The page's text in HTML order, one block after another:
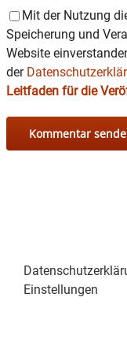
Mit der Nutzung
Speicherung und
Website
der
Leitfaden für die
Einstellungen